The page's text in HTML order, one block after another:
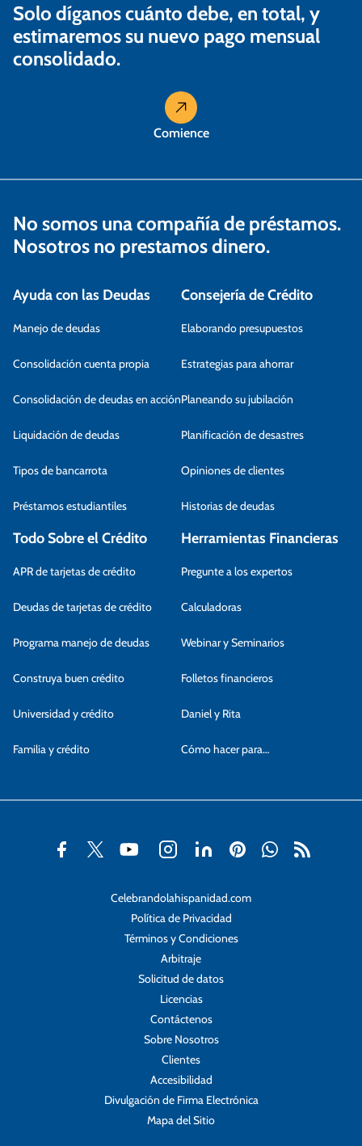
Solo díganos cuánto debe, en total, y
estimaremos su nuevo pago mensual
consolidado.
Comience
No somos una compañía de préstamos.
Nosotros no prestamos dinero.
Ayuda con las Deudas
Manejo de deudas
Consolidación cuenta propia
Consolidación de deudas en acción
Liquidación de deudas
Tipos de bancarrota
Préstamos estudiantiles
Consejería de Crédito
Elaborando presupuestos
Estrategias para ahorrar
Planeando su jubilación
Planificación de desastres
Opiniones de clientes
Historias de deudas
Todo Sobre el Crédito
APR de tarjetas de crédito
Deudas de tarjetas de crédito
Programa manejo de deudas
Construya buen crédito
Universidad y crédito
Familia y crédito
Herramientas Financieras
Pregunte a los expertos
Calculadoras
Webinar y Seminarios
Folletos financieros
Daniel y Rita
Cómo hacer para…
Celebrandolahispanidad.com
Política de Privacidad
Términos y Condiciones
Arbitraje
Solicitud de datos
Licencias
Contáctenos
Sobre Nosotros
Clientes
Accesibilidad
Divulgación de Firma Electrónica
Mapa del Sitio